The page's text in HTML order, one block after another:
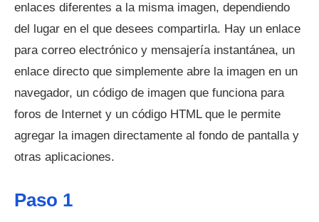
enlaces diferentes a la misma imagen, dependiendo
del lugar en el que desees compartirla. Hay un enlace
para correo electrónico y mensajería instantánea, un
enlace directo que simplemente abre la imagen en un
navegador, un código de imagen que funciona para
foros de Internet y un código HTML que le permite
agregar la imagen directamente al fondo de pantalla y
otras aplicaciones.
Paso 1